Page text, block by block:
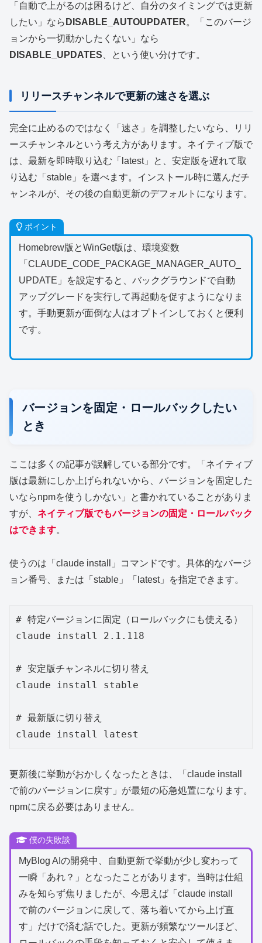
「自動で上がるのは困るけど、自分のタイミングでは更新
したい」なら DISABLE_AUTOUPDATER。「このバージ
ョンから一切動かしたくない」なら
DISABLE_UPDATES、という使い分けです。
リリースチャンネルで更新の速さを選ぶ
完全に止めるのではなく「速さ」を調整したいなら、リリ
ースチャンネルという考え方があります。ネイティブ版で
は、最新を即時取り込む「latest」と、安定版を遅れて取
り込む「stable」を選べます。インストール時に選んだチ
ャンネルが、その後の自動更新のデフォルトになります。
ポイント
Homebrew版とWinGet版は、環境変数
「CLAUDE_CODE_PACKAGE_MANAGER_AUTO_
UPDATE」を設定すると、バックグラウンドで自動
アップグレードを実行して再起動を促すようになりま
す。手動更新が面倒な人はオプトインしておくと便利
です。
バージョンを固定・ロールバックしたい
とき
ここは多くの記事が誤解している部分です。「ネイティブ
版は最新にしか上げられないから、バージョンを固定した
いならnpmを使うしかない」と書かれていることがありま
すが、 ネイティブ版でもバージョンの固定・ロールバック
はできます。
使うのは「claude install」コマンドです。具体的なバージ
ョン番号、または「stable」「latest」を指定できます。
# 特定バージョンに固定（ロールバックにも使える）
claude install 2.1.118
# 安定版チャンネルに切り替え
claude install stable
# 最新版に切り替え
claude install latest
更新後に挙動がおかしくなったときは、「claude install
で前のバージョンに戻す」が最短の応急処置になります。
npmに戻る必要はありません。
僕の失敗談
MyBlog AIの開発中、自動更新で挙動が少し変わって
一瞬「あれ？」となったことがあります。当時は仕組
みを知らず焦りましたが、今思えば「claude install
で前のバージョンに戻して、落ち着いてから上げ直
す」だけで済む話でした。更新が頻繁なツールほど、